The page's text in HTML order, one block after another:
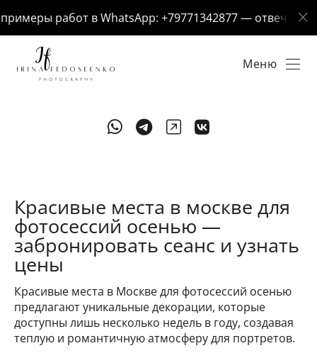
работ в WhatsApp: +79771342877 — отвечу за 5
Меню
Красивые места в москве для
фотосессий осенью —
забронировать сеанс и узнать
цены
Красивые места в Москве для фотосессий осенью
предлагают уникальные декорации, которые
доступны лишь несколько недель в году, создавая
теплую и романтичную атмосферу для портретов.